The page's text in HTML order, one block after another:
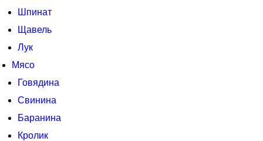
Шпинат
Щавель
Лук
Мясо
Говядина
Свинина
Баранина
Кролик